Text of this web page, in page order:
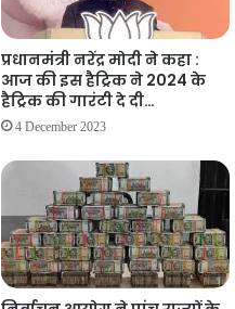
प्रधानमंत्री नरेंद्र मोदी ने कहा :
आज की इस हैट्रिक ने 2024 के
हैट्रिक की गारंटी दे दी…
4 December 2023